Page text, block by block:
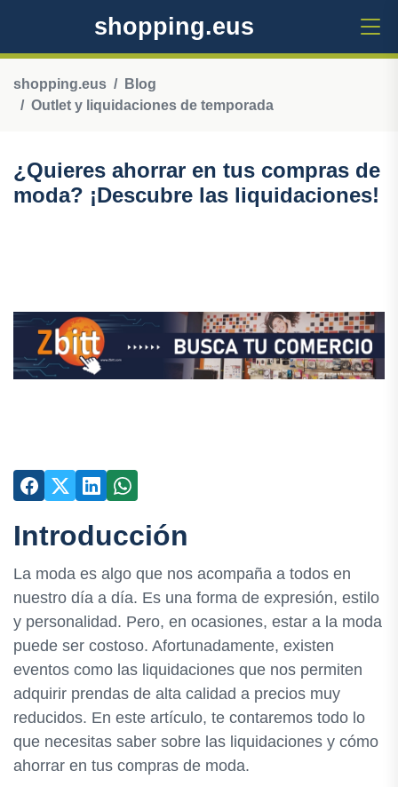
shopping.eus
shopping.eus
Blog
Outlet y liquidaciones de temporada
¿Quieres ahorrar en tus compras de
moda? ¡Descubre las liquidaciones!
Introducción
La moda es algo que nos acompaña a todos en
nuestro día a día. Es una forma de expresión, estilo
y personalidad. Pero, en ocasiones, estar a la moda
puede ser costoso. Afortunadamente, existen
eventos como las liquidaciones que nos permiten
adquirir prendas de alta calidad a precios muy
reducidos. En este artículo, te contaremos todo lo
que necesitas saber sobre las liquidaciones y cómo
ahorrar en tus compras de moda.